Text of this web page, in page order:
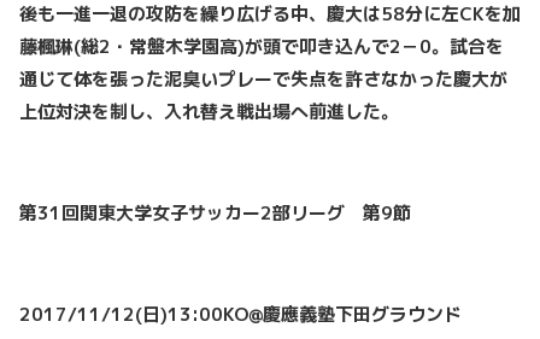
後も一進一退の攻防を繰り広げる中、慶大は58分に左CKを加
藤楓琳(総2・常盤木学園高)が頭で叩き込んで2－0。試合を
通じて体を張った泥臭いプレーで失点を許さなかった慶大が
上位対決を制し、入れ替え戦出場へ前進した。
第31回関東大学女子サッカー2部リーグ 第9節
2017/11/12(日)13:00KO@慶應義塾下田グラウンド